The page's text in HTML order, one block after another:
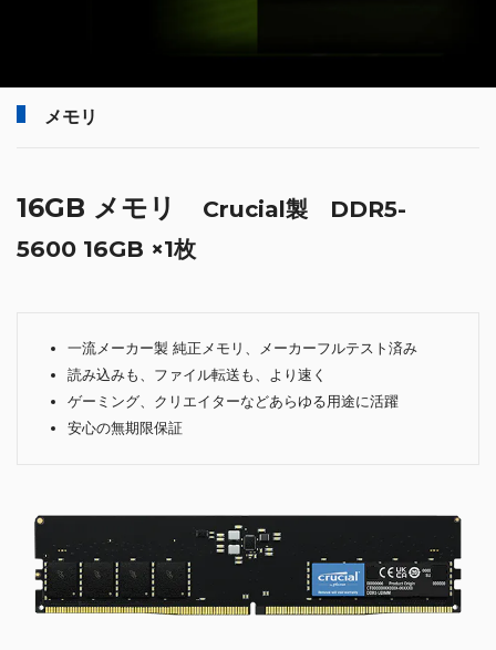
メモリ
16GB メモリ
Crucial製 DDR5-
5600 16GB ×1枚
一流メーカー製 純正メモリ、メーカーフルテスト済み
読み込みも、ファイル転送も、より速く
ゲーミング、クリエイターなどあらゆる用途に活躍
安心の無期限保証